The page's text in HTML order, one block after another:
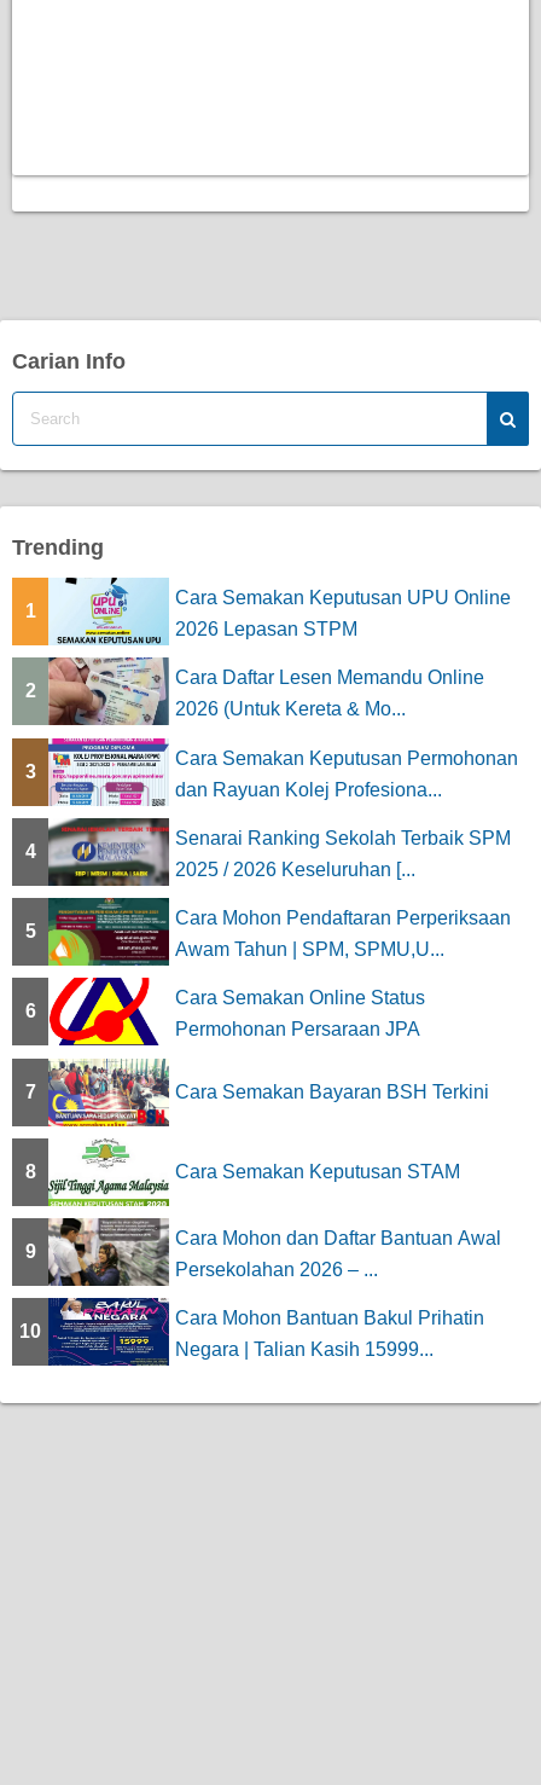
Carian Info
Trending
1
Cara Semakan Keputusan UPU Online
2026 Lepasan STPM
2
Cara Daftar Lesen Memandu Online
2026 (Untuk Kereta & Mo...
3
Cara Semakan Keputusan Permohonan
dan Rayuan Kolej Profesiona...
4
Senarai Ranking Sekolah Terbaik SPM
2025 / 2026 Keseluruhan [...
5
Cara Mohon Pendaftaran Perperiksaan
Awam Tahun | SPM, SPMU,U...
6
Cara Semakan Online Status
Permohonan Persaraan JPA
7 Cara Semakan Bayaran BSH Terkini
8 Cara Semakan Keputusan STAM
9
Cara Mohon dan Daftar Bantuan Awal
Persekolahan 2026 – ...
10
Cara Mohon Bantuan Bakul Prihatin
Negara | Talian Kasih 15999...